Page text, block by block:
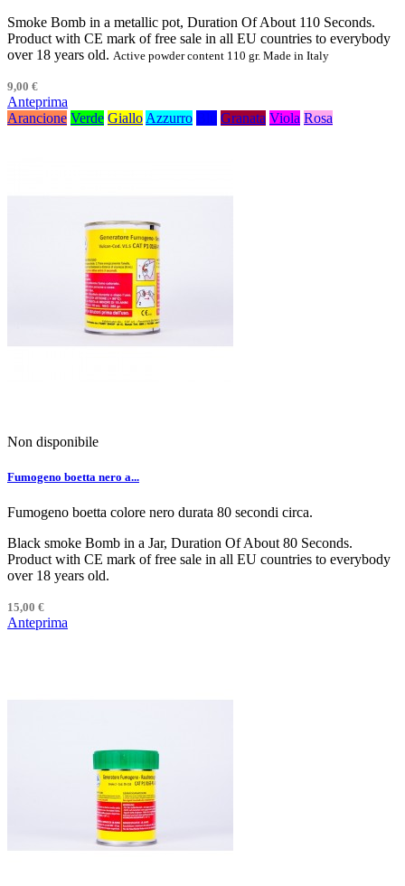
Smoke Bomb in a metallic pot, Duration Of About 110 Seconds.
Product with CE mark of free sale in all EU countries to everybody
over 18 years old. Active powder content 110 gr. Made in Italy
9,00 €
Anteprima
Arancione Verde Giallo Azzurro Granata Viola Rosa
Non disponibile
Fumogeno boetta nero a...
Fumogeno boetta colore nero durata 80 secondi circa.
Black smoke Bomb in a Jar, Duration Of About 80 Seconds.
Product with CE mark of free sale in all EU countries to everybody
over 18 years old.
15,00 €
Anteprima